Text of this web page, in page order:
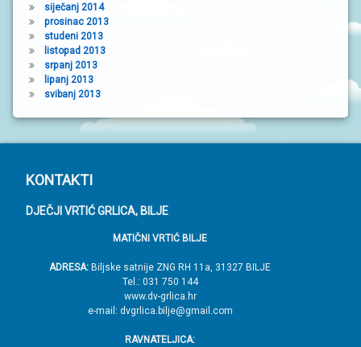
siječanj 2014
prosinac 2013
studeni 2013
listopad 2013
srpanj 2013
lipanj 2013
svibanj 2013
P
o
KONTAKTI
DJEČJI VRTIĆ GRLICA, BILJE
MATIČNI VRTIĆ BILJE
ADRESA: Biljske satnije ZNG RH 11a, 31327 BILJE
Tel.: 031 750 144
www.dv-grlica.hr
e-mail: dvgrlica.bilje@gmail.com
RAVNATELJICA: